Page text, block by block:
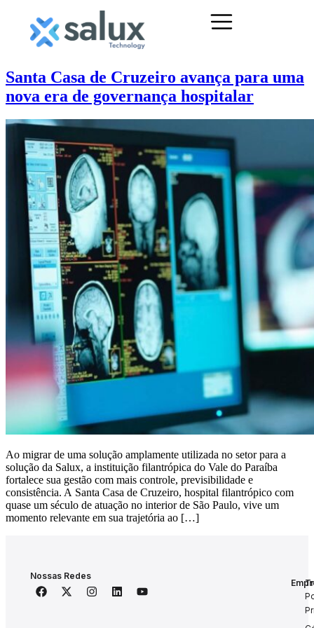
Santa Casa de Cruzeiro avança para uma
nova era de governança hospitalar
Ao migrar de uma solução amplamente utilizada no setor para a
solução da Salux, a instituição filantrópica do Vale do Paraíba
fortalece sua gestão com mais controle, previsibilidade e
consistência. A Santa Casa de Cruzeiro, hospital filantrópico com
quase um século de atuação no interior de São Paulo, vive um
momento relevante em sua trajetória ao […]
Nossas Redes